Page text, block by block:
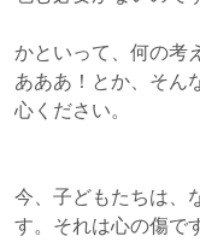
かといって、何の考
あああ！とか、そん
心ください。
今、子どもたちは、
す。それは心の傷で